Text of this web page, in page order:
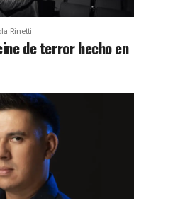
Rinetti
de terror hecho en